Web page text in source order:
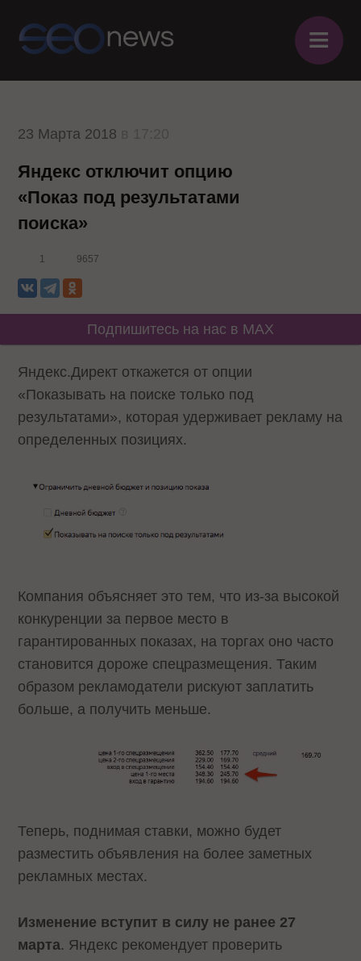
≡
23 Марта 2018
Яндекс отключит опцию
«Показ под результатами
поиска»
1 9657
Подпишитесь на нас в MAX
Яндекс.Директ откажется от опции
«Показывать на поиске только под
результатами», которая удерживает рекламу на
определенных позициях.
Компания объясняет это тем, что из-за высокой
конкуренции за первое место в
гарантированных показах, на торгах оно часто
становится дороже спецразмещения. Таким
образом рекламодатели рискуют заплатить
больше, а получить меньше.
Теперь, поднимая ставки, можно будет
разместить объявления на более заметных
рекламных местах.
Изменение вступит в силу не ранее 27
марта. Яндекс рекомендует проверить